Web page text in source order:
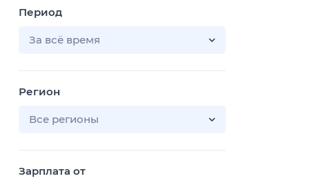
ТВ-программа
Период
За всё время
Регион
Все регионы
Зарплата от